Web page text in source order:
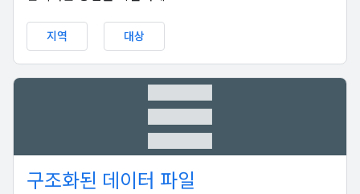
지역 대상
table_rows
구조화된 데이터 파일